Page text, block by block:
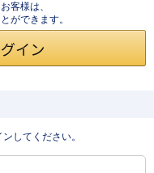
客様は、
ができます。
してください。